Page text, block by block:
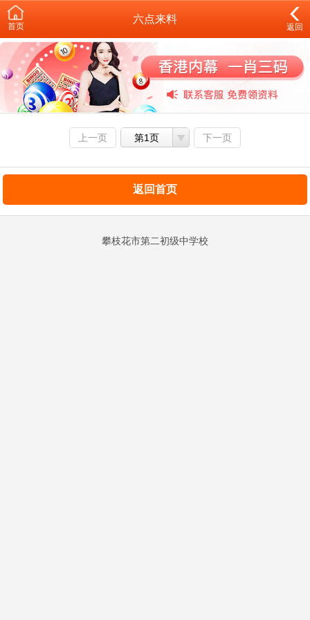
首页
六点来料
返回
上一页 第1页 下一页
返回首页
攀枝花市第二初级中学校